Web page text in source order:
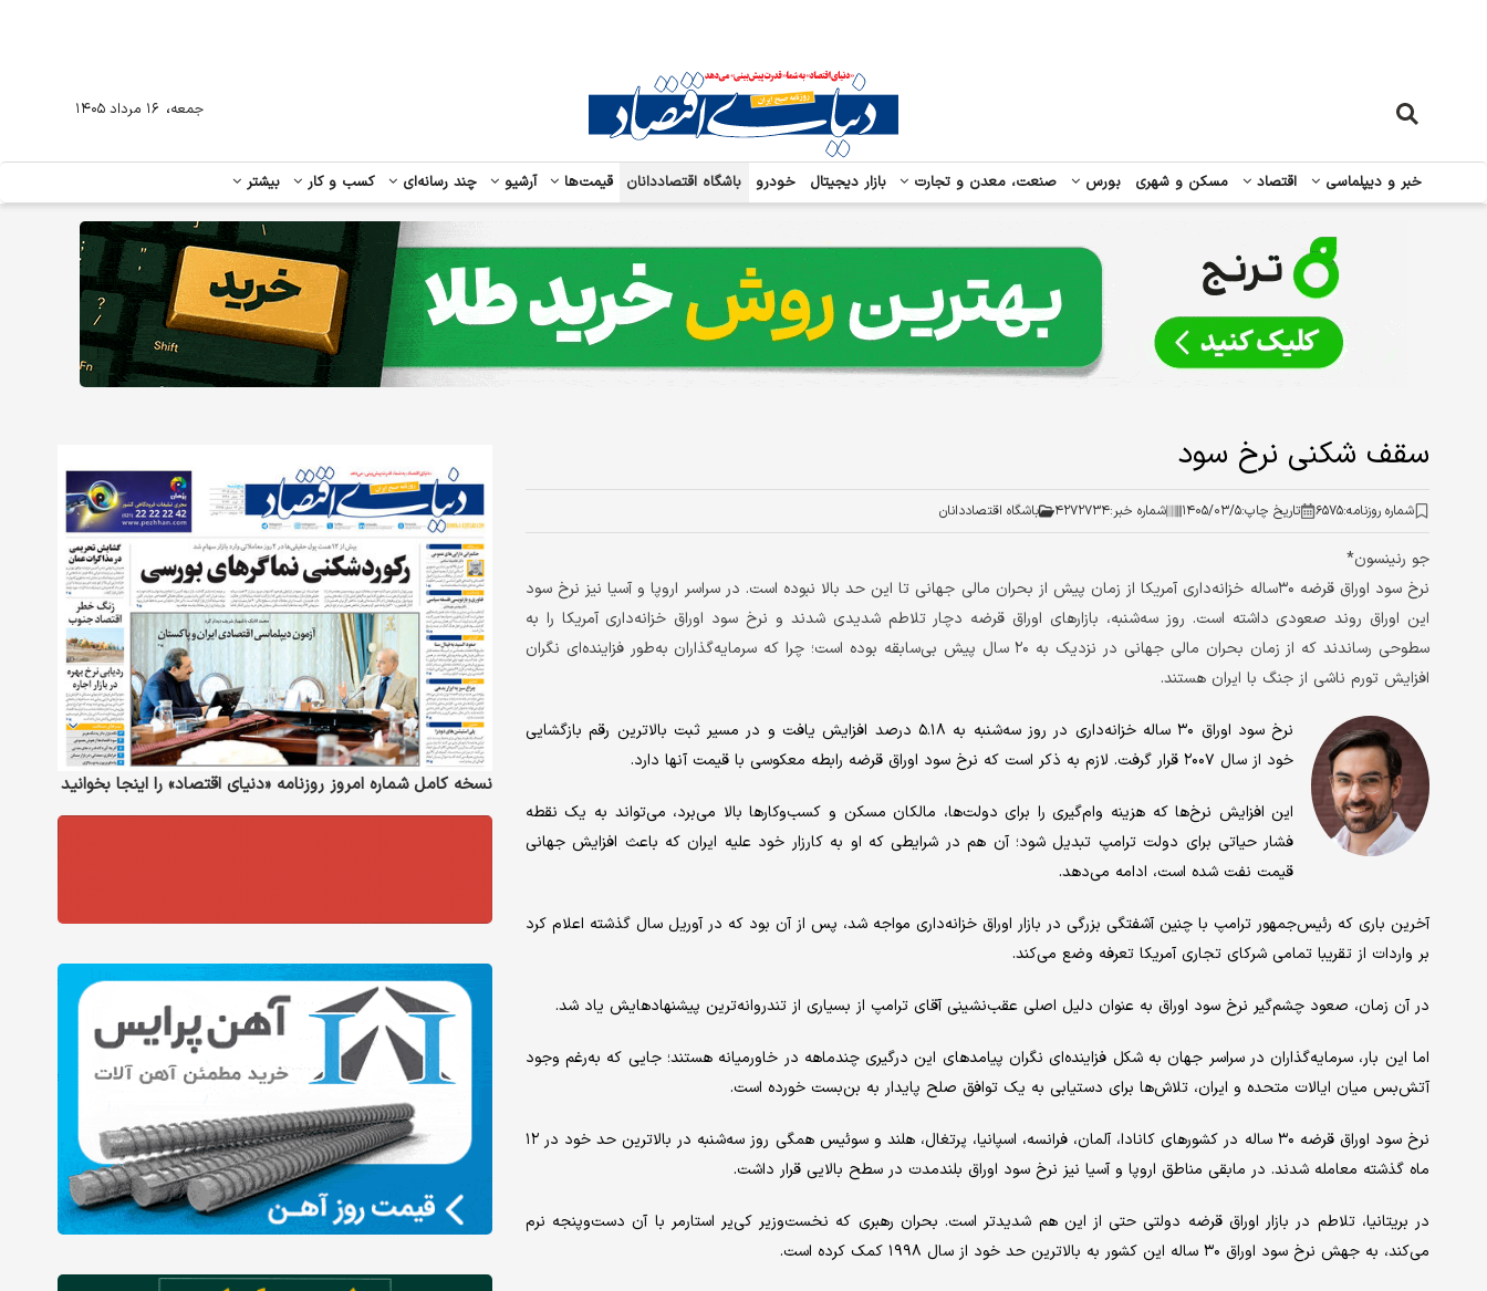
خبر و دیپلماسی اقتصاد مسکن و شهری بورس صنعت، معدن و تجارت بازار دیجیتال خودرو باشگاه اقتصاددانان قیمت‌ها آرشیو چند رسانه‌ای کسب و کار بیشتر
جمعه، ۱۶ مرداد ۱۴۰۵
سقف شکنی نرخ سود
شماره روزنامه:۶۵۷۵ تاریخ چاپ:۱۴۰۵/۰۳/۵ شماره خبر:۴۲۷۲۷۳۴ باشگاه اقتصاددانان
جو رنینسون*
نرخ سود اوراق قرضه ۳۰ساله خزانه‌داری آمریکا از زمان پیش از بحران مالی جهانی تا این حد بالا نبوده است. در سراسر اروپا و آسیا نیز نرخ سود
این اوراق روند صعودی داشته است. روز سه‌شنبه، بازارهای اوراق قرضه دچار تلاطم شدیدی شدند و نرخ سود اوراق خزانه‌داری آمریکا را به
سطوحی رساندند که از زمان بحران مالی جهانی در نزدیک به ۲۰ سال پیش بی‌سابقه بوده است؛ چرا که سرمایه‌گذاران به‌طور فزاینده‌ای نگران
افزایش تورم ناشی از جنگ با ایران هستند.
نرخ سود اوراق ۳۰ ساله خزانه‌داری در روز سه‌شنبه به ۵.۱۸ درصد افزایش یافت و در مسیر ثبت بالاترین رقم بازگشایی
خود از سال ۲۰۰۷ قرار گرفت. لازم به ذکر است که نرخ سود اوراق قرضه رابطه معکوسی با قیمت آنها دارد.
این افزایش نرخ‌ها که هزینه وام‌گیری را برای دولت‌ها، مالکان مسکن و کسب‌وکارها بالا می‌برد، می‌تواند به یک نقطه
فشار حیاتی برای دولت ترامپ تبدیل شود؛ آن هم در شرایطی که او به کارزار خود علیه ایران که باعث افزایش جهانی
قیمت نفت شده است، ادامه می‌دهد.
آخرین باری که رئیس‌جمهور ترامپ با چنین آشفتگی بزرگی در بازار اوراق خزانه‌داری مواجه شد، پس از آن بود که در آوریل سال گذشته اعلام کرد
بر واردات از تقریبا تمامی شرکای تجاری آمریکا تعرفه وضع می‌کند.
در آن زمان، صعود چشم‌گیر نرخ سود اوراق به عنوان دلیل اصلی عقب‌نشینی آقای ترامپ از بسیاری از تندروانه‌ترین پیشنهادهایش یاد شد.
اما این بار، سرمایه‌گذاران در سراسر جهان به شکل فزاینده‌ای نگران پیامدهای این درگیری چندماهه در خاورمیانه هستند؛ جایی که به‌رغم وجود
آتش‌بس میان ایالات متحده و ایران، تلاش‌ها برای دستیابی به یک توافق صلح پایدار به بن‌بست خورده است.
نرخ سود اوراق قرضه ۳۰ ساله در کشورهای کانادا، آلمان، فرانسه، اسپانیا، پرتغال، هلند و سوئیس همگی روز سه‌شنبه در بالاترین حد خود در ۱۲
ماه گذشته معامله شدند. در مابقی مناطق اروپا و آسیا نیز نرخ سود اوراق بلندمدت در سطح بالایی قرار داشت.
در بریتانیا، تلاطم در بازار اوراق قرضه دولتی حتی از این هم شدیدتر است. بحران رهبری که نخست‌وزیر کی‌یر استارمر با آن دست‌وپنجه نرم
می‌کند، به جهش نرخ سود اوراق ۳۰ ساله این کشور به بالاترین حد خود از سال ۱۹۹۸ کمک کرده است.
نسخه کامل شماره امروز روزنامه «دنیای‌ اقتصاد» را اینجا بخوانید